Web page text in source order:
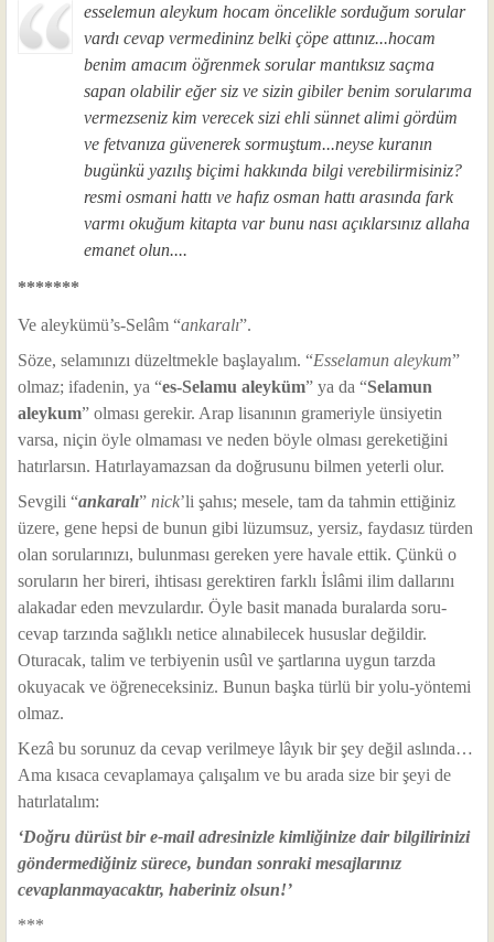
esselemun aleykum hocam öncelikle sorduğum sorular
vardı cevap vermedininz belki çöpe attınız...hocam
benim amacım öğrenmek sorular mantıksız saçma
sapan olabilir eğer siz ve sizin gibiler benim sorularıma
vermezseniz kim verecek sizi ehli sünnet alimi gördüm
ve fetvanıza güvenerek sormuştum...neyse kuranın
bugünkü yazılış biçimi hakkında bilgi verebilirmisiniz?
resmi osmani hattı ve hafız osman hattı arasında fark
varmı okuğum kitapta var bunu nası açıklarsınız allaha
emanet olun....
*******
Ve aleykümü’s-Selâm “ankaralı”.
Söze, selamınızı düzeltmekle başlayalım. “Esselamun aleykum”
olmaz; ifadenin, ya “es-Selamu aleyküm” ya da “Selamun
aleykum” olması gerekir. Arap lisanının grameriyle ünsiyetin
varsa, niçin öyle olmaması ve neden böyle olması gereketiğini
hatırlarsın. Hatırlayamazsan da doğrusunu bilmen yeterli olur.
Sevgili “ankaralı” nick’li şahıs; mesele, tam da tahmin ettiğiniz
üzere, gene hepsi de bunun gibi lüzumsuz, yersiz, faydasız türden
olan sorularınızı, bulunması gereken yere havale ettik. Çünkü o
soruların her bireri, ihtisası gerektiren farklı İslâmi ilim dallarını
alakadar eden mevzulardır. Öyle basit manada buralarda soru-
cevap tarzında sağlıklı netice alınabilecek hususlar değildir.
Oturacak, talim ve terbiyenin usûl ve şartlarına uygun tarzda
okuyacak ve öğreneceksiniz. Bunun başka türlü bir yolu-yöntemi
olmaz.
Kezâ bu sorunuz da cevap verilmeye lâyık bir şey değil aslında…
Ama kısaca cevaplamaya çalışalım ve bu arada size bir şeyi de
hatırlatalım:
‘Doğru dürüst bir e-mail adresinizle kimliğinize dair bilgilirinizi
göndermediğiniz sürece, bundan sonraki mesajlarınız
cevaplanmayacaktır, haberiniz olsun!’
***